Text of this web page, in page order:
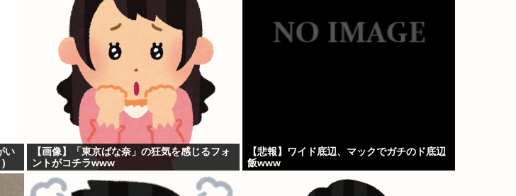
い
)
【画像】「東京ばな奈」の狂気を感じるフォ
ントがコチラwww
【悲報】ワイド底辺、マックでガチのド底辺
飯www